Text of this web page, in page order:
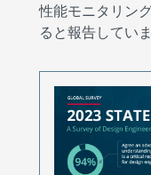
性能モニタリン
ると報告していま